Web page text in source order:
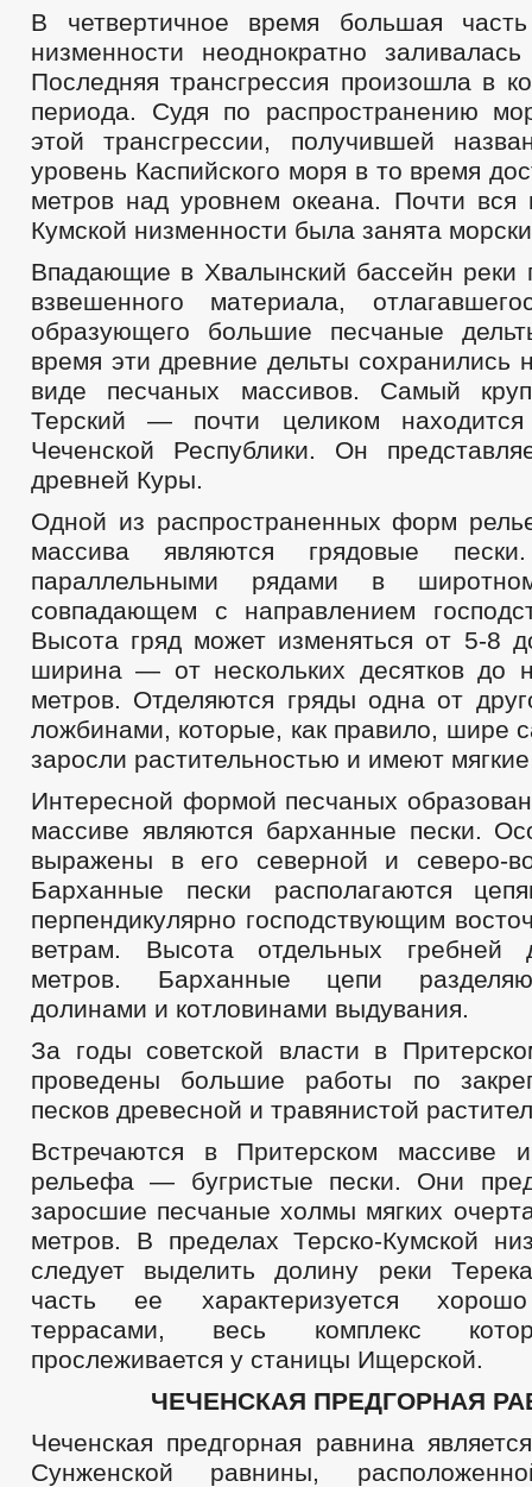
В четвертичное время большая часть
низменности неоднократно
Последняя трансгрессия произошла в
периода. Судя по распространению
этой трансгрессии, получившей
уровень Каспийского моря в то время
метров над уровнем океана. Почти вся
Кумской низменности была занята
Впадающие в Хвалынский бассейн реки
взвешенного материала,
образующего большие песчаные
время эти древние дельты сохранились
виде песчаных массивов. Самый
Терский — почти целиком
Чеченской Республики. Он
древней Куры.
Одной из распространенных форм
массива являются грядовые
параллельными рядами в
совпадающем с направлением
Высота гряд может изменяться от 5-8
ширина — от нескольких десятков до
метров. Отделяются гряды одна от
ложбинами, которые, как правило, шире
заросли растительностью и имеют
Интересной формой песчаных
массиве являются барханные пески.
выражены в его северной и северо-
Барханные пески располагаются
перпендикулярно господствующим
ветрам. Высота отдельных гребней
метров. Барханные цепи
долинами и котловинами выдувания.
За годы советской власти в
проведены большие работы по
песков древесной и травянистой
Встречаются в Притерском массиве
рельефа — бугристые пески. Они
заросшие песчаные холмы мягких
метров. В пределах Терско-Кумской
следует выделить долину реки
часть ее характеризуется
террасами, весь комплекс
прослеживается у станицы Ищерской.
ЧЕЧЕНСКАЯ ПРЕДГОРНАЯ
Чеченская предгорная равнина
Сунженской равнины,